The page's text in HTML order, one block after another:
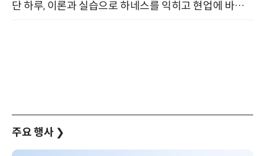
단 하루, 이론과 실습으로 하네스를 익히고 현업에 바로 쓰는 핸즈온 워크숍 (8/20)
주요 행사 ❯